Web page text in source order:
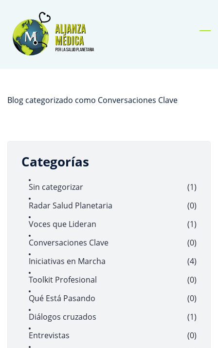
main
content
Blog categorizado como Conversaciones Clave
Categorías
Sin categorizar
(1)
Radar Salud Planetaria
(0)
Voces que Lideran
(1)
Conversaciones Clave
(0)
Iniciativas en Marcha
(4)
Toolkit Profesional
(0)
Qué Está Pasando
(0)
Diálogos cruzados
(1)
Entrevistas
(0)